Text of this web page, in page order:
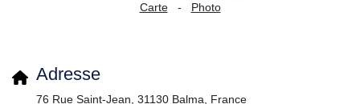
Carte - Photo
Adresse
76 Rue Saint-Jean, 31130 Balma, France